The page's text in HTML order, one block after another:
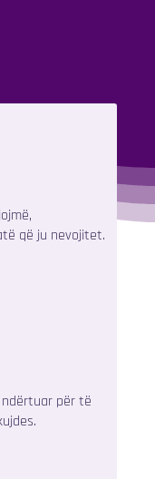
që ju nevojitet.
për të